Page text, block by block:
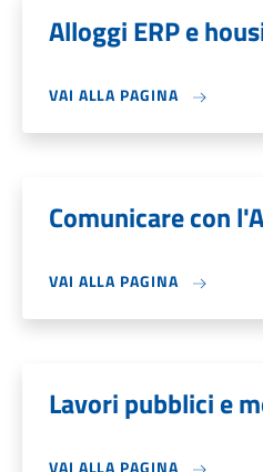
Alloggi ERP e
VAI ALLA PAGINA
Comunicare con
VAI ALLA PAGINA
Lavori pubblici e
VAI ALLA PAGINA